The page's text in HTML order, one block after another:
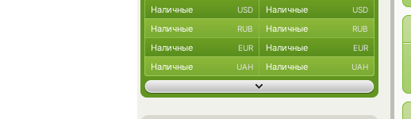
Наличные USD Наличные USD
Наличные RUB Наличные RUB
Наличные EUR Наличные EUR
Наличные UAH Наличные UAH